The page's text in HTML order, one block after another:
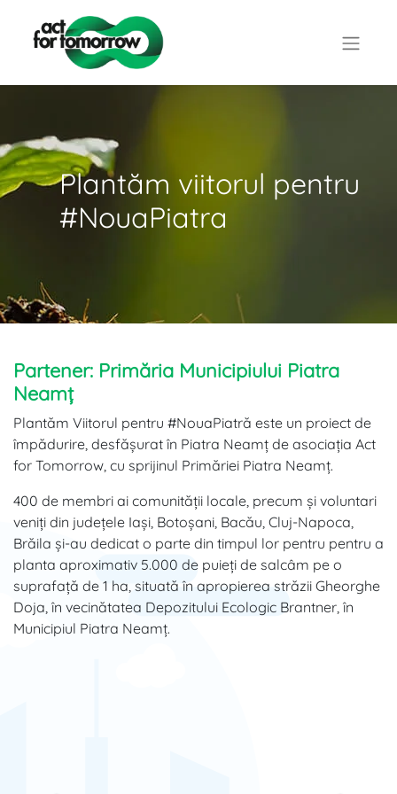
Plantăm viitorul pentru
#NouaPiatra
Partener: Primăria Municipiului Piatra
Neamț
Plantăm Viitorul pentru #NouaPiatră este un proiect de
împădurire, desfășurat în Piatra Neamț de asociația Act
for Tomorrow, cu sprijinul Primăriei Piatra Neamț.
400 de membri ai comunității locale, precum și voluntari
veniți din județele Iași, Botoșani, Bacău, Cluj-Napoca,
Brăila și-au dedicat o parte din timpul lor pentru pentru a
planta aproximativ 5.000 de puieți de salcâm pe o
suprafață de 1 ha, situată în apropierea străzii Gheorghe
Doja, în vecinătatea Depozitului Ecologic Brantner, în
Municipiul Piatra Neamț.